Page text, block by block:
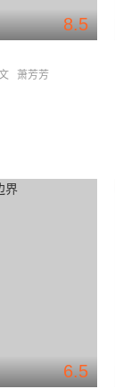
8.5
萧芳芳
6.5